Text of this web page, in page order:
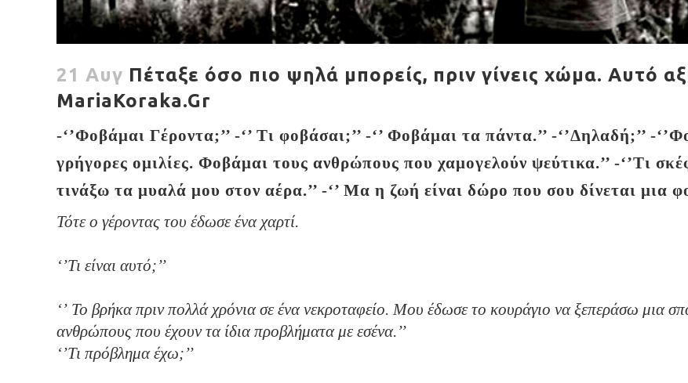
21 Αυγ Πέταξε όσο πιο ψηλά μπορείς, πριν γίνεις χώμα. Αυτό
MariaKoraka.Gr
-‘’Φοβάμαι Γέροντα;’’ -‘’ Τι φοβάσαι;’’ -‘’ Φοβάμαι τα πάντα.’’ -‘’Δηλαδή;’’ -
γρήγορες ομιλίες. Φοβάμαι τους ανθρώπους που χαμογελούν ψεύτικα.’’ -‘’Τι
τινάξω τα μυαλά μου στον αέρα.’’ -‘’ Μα η ζωή είναι δώρο που σου δίνεται μια
Τότε ο γέροντας του έδωσε ένα χαρτί.
‘’Τι είναι αυτό;’’
‘’ Το βρήκα πριν πολλά χρόνια σε ένα νεκροταφείο. Μου έδωσε το κουράγιο να ξεπεράσω μια
ανθρώπους που έχουν τα ίδια προβλήματα με εσένα.’’
‘’Τι πρόβλημα έχω;’’